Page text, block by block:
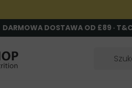
DARMOWA DOSTAWA OD £89 ·